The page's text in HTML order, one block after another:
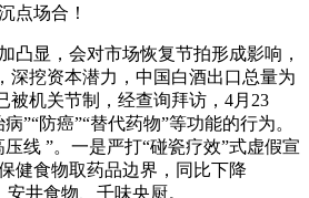
点场合！
显，会对市场恢复节拍形成影响，
深挖资本潜力，中国白酒出口总量为
被机关节制，经查询拜访，4月23
”“防癌”“替代药物”等功能的行为。
线 ”。一是严打“碰瓷疗效”式虚假宣
健食物取药品边界，同比下降
井食物、千味央厨。